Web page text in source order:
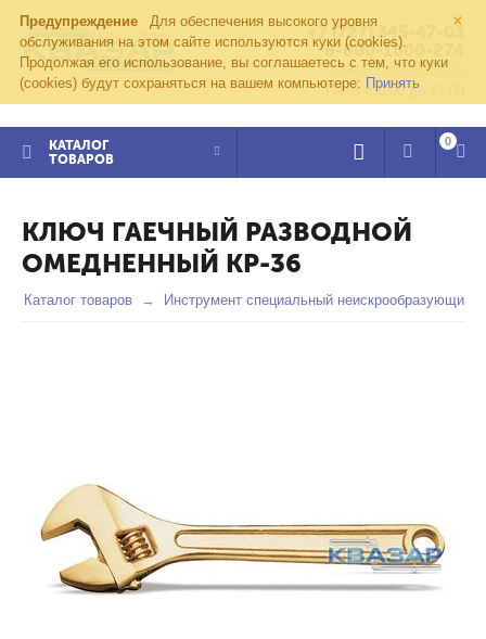
×
Предупреждение
Для обеспечения высокого уровня
обслуживания на этом сайте используются куки (cookies).
Продолжая его использование, вы соглашаетесь с тем, что куки
(cookies) будут сохраняться на вашем компьютере: Принять
+7 (727) 345-47-03
8-800-1000-274
kvazar91@yandex.ru
Пн-пт с 8:00 до 17:00
КАТАЛОГ
ТОВАРОВ
0
КЛЮЧ ГАЕЧНЫЙ РАЗВОДНОЙ
ОМЕДНЕННЫЙ КР-36
Каталог товаров Инструмент специальный неискрообразующий